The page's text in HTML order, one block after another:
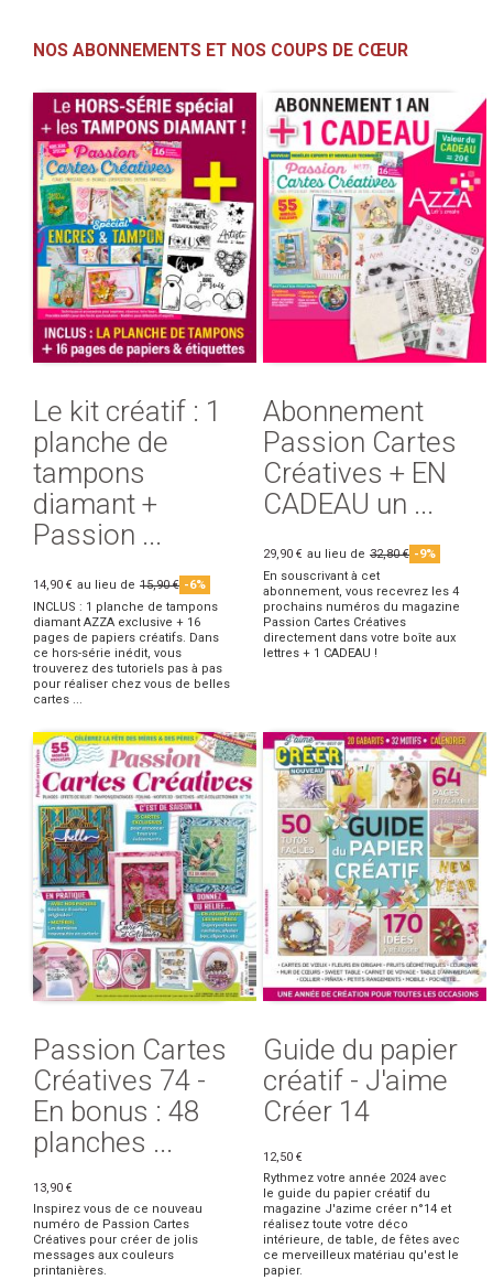
NOS ABONNEMENTS ET NOS COUPS DE CŒUR
Le kit créatif : 1
planche de
tampons
diamant +
Passion ...
14,90 € au lieu de 15,90 € -6%
INCLUS : 1 planche de tampons
diamant AZZA exclusive + 16
pages de papiers créatifs. Dans
ce hors-série inédit, vous
trouverez des tutoriels pas à pas
pour réaliser chez vous de belles
cartes ...
Abonnement
Passion Cartes
Créatives + EN
CADEAU un ...
29,90 € au lieu de 32,80 € -9%
En souscrivant à cet
abonnement, vous recevrez les 4
prochains numéros du magazine
Passion Cartes Créatives
directement dans votre boîte aux
lettres + 1 CADEAU !
Passion Cartes
Créatives 74 -
En bonus : 48
planches ...
13,90 €
Inspirez vous de ce nouveau
numéro de Passion Cartes
Créatives pour créer de jolis
messages aux couleurs
printanières.
Guide du papier
créatif - J'aime
Créer 14
12,50 €
Rythmez votre année 2024 avec
le guide du papier créatif du
magazine J'azime créer n°14 et
réalisez toute votre déco
intérieure, de table, de fêtes avec
ce merveilleux matériau qu'est le
papier.